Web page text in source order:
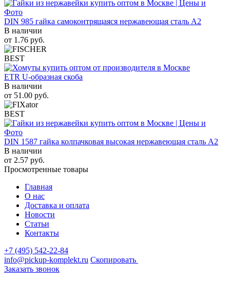
DIN 985 гайка самоконтрящаяся нержавеющая сталь A2
В наличии
от 1.76 руб.
BEST
ETR U-образная скоба
В наличии
от 51.00 руб.
BEST
DIN 1587 гайка колпачковая высокая нержавеющая сталь А2
В наличии
от 2.57 руб.
Просмотренные товары
Главная
О нас
Доставка и оплата
Новости
Статьи
Контакты
+7 (495) 542-22-84
info@pickup-komplekt.ru Скопировать
Заказать звонок